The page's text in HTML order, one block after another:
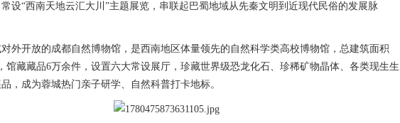
设“西南天地云汇大川”主题展览，串联起巴蜀地域从先秦文明到近现代民俗的发展脉
对外开放的成都自然博物馆，是西南地区体量领先的自然科学类高校博物馆，总建筑面积
馆藏藏品6万余件，设置六大常设展厅，珍藏世界级恐龙化石、珍稀矿物晶体、各类现生生
，成为蓉城热门亲子研学、自然科普打卡地标。